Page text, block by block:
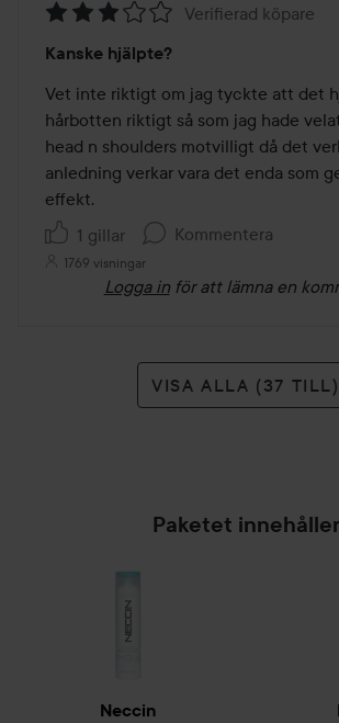
3
av
5
Verifierad köpare
Kanske hjälpte?
Vet inte riktigt om jag tyckte att det
hårbotten riktigt så som jag hade
head n shoulders motvilligt då det
anledning verkar vara det enda som
effekt.
1 gillar
Kommentera
1769 visningar
Logga in för att lämna en
VISA ALLA (37 TILL)
Paketet innehåller
Neccin